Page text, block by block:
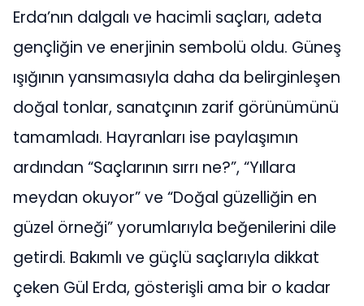
Erda’nın dalgalı ve hacimli saçları, adeta
gençliğin ve enerjinin sembolü oldu. Güneş
ışığının yansımasıyla daha da belirginleşen
doğal tonlar, sanatçının zarif görünümünü
tamamladı. Hayranları ise paylaşımın
ardından “Saçlarının sırrı ne?”, “Yıllara
meydan okuyor” ve “Doğal güzelliğin en
güzel örneği” yorumlarıyla beğenilerini dile
getirdi. Bakımlı ve güçlü saçlarıyla dikkat
çeken Gül Erda, gösterişli ama bir o kadar